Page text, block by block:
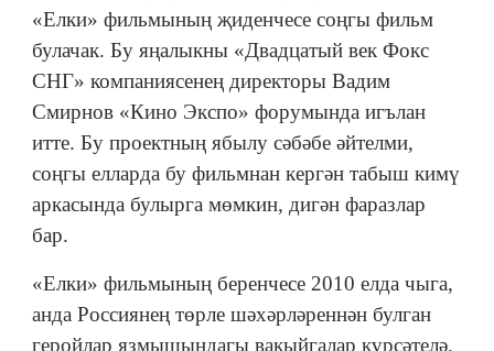
«Елки» фильмының җиденчесе соңгы фильм
булачак. Бу яңалыкны «Двадцатый век Фокс
СНГ» компаниясенең директоры Вадим
Смирнов «Кино Экспо» форумында игълан
итте. Бу проектның ябылу сәбәбе әйтелми,
соңгы елларда бу фильмнан кергән табыш кимү
аркасында булырга мөмкин, дигән фаразлар
бар.
«Елки» фильмының беренчесе 2010 елда чыга,
анда Россиянең төрле шәхәрләреннән булган
геройлар язмышындагы вакыйгалар күрсәтелә.